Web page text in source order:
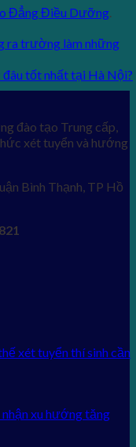
Đẳng Điều Dưỡng.
ra trường làm những
tốt nhất tại Hà Nội?
đào tạo Trung cấp,
xét tuyển và hướng
Bình Thạnh, TP Hồ
xét tuyển thí sinh cần
nhận xu hướng tăng